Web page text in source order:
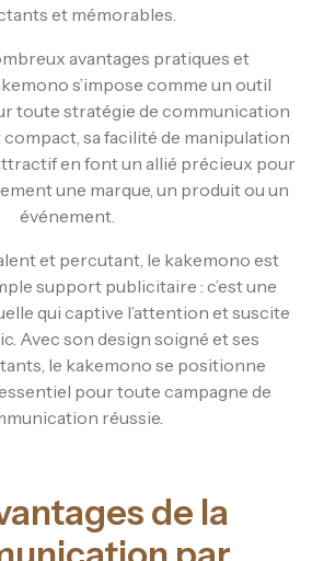
et mémorables.
avantages pratiques et
s’impose comme un outil
toute stratégie de communication
sa facilité de manipulation
en font un allié précieux pour
une marque, un produit ou un
événement.
et percutant, le kakemono est
support publicitaire : c’est une
qui captive l’attention et suscite
Avec son design soigné et ses
le kakemono se positionne
pour toute campagne de
réussie.
de la